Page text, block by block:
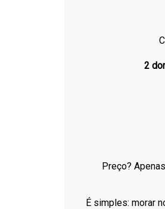
2
Preço? Apenas
É simples: morar